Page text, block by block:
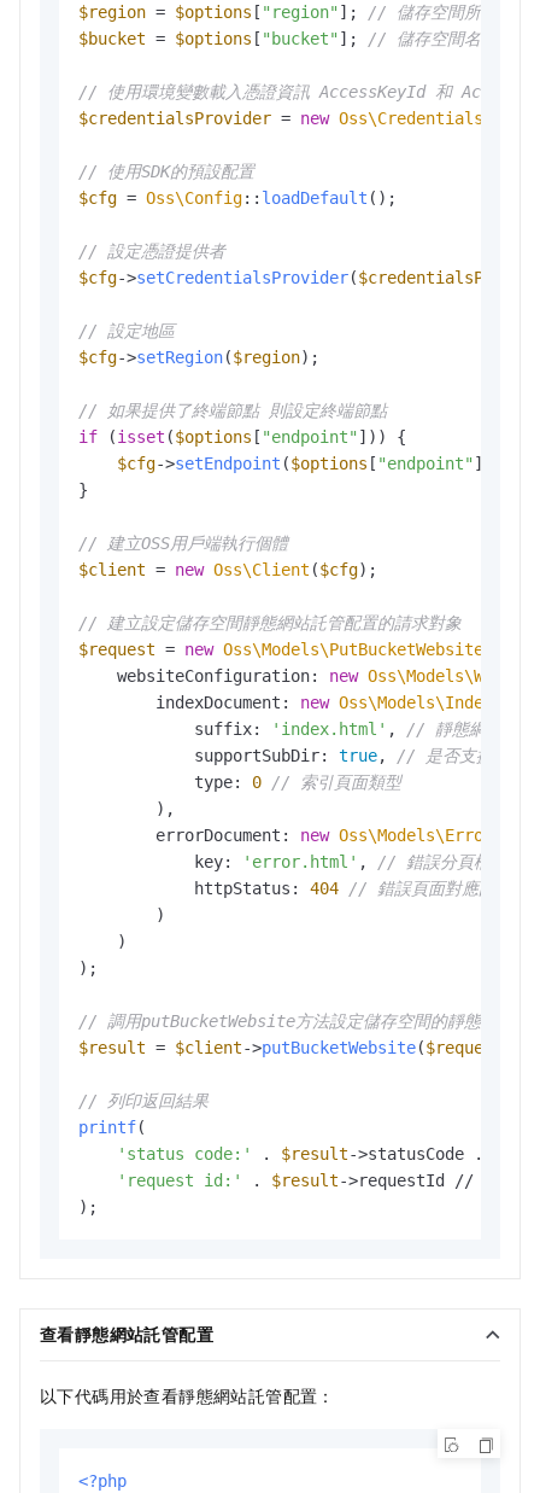
$region = $options [ "region" ];
// 儲存空間所在地區
$bucket = $options [ "bucket" ]; // 儲存空間名稱
// 使用環境變數載入憑證資訊 AccessKeyId 和
$credentialsProvider = new
// 使用SDK的預設配置
$cfg = Oss\Config:: loadDefault ();
// 設定憑證提供者
$cfg->setCredentialsProvider(
// 設定地區
$cfg->setRegion($region);
// 如果提供了終端節點 則設定終端節點
if (isset ($options [ "endpoint" ])) {
$cfg->setEndpoint ($options [ "endpoint" ]);
}
// 建立OSS用戶端執行個體
$client = new Oss\Client ($cfg);
// 建立設定儲存空間靜態網站託管配置的請求對象
$request = new
    websiteConfiguration:
new
        indexDocument:
new
            suffix:
'index.html' ,
// 靜態網站的索
            supportSubDir:
true,
// 是否支援子目
            type:
0
// 索引頁面類型
        ),
        errorDocument:
new
            key:
'error.html' ,
// 錯誤分頁檔名
            httpStatus:
404
// 錯誤頁面對應的HTTP
        )
    )
);
// 調用putBucketWebsite方法設定儲存空間的靜態網站託
$result = $client->putBucketWebsite($request
// 列印返回結果
printf(
'status code:'
. $result->statusCode .
'request id:'
. $result->requestId // 請求的
查看靜態網站託管配置
以下代碼用於查看靜態網站託管配置：
<?php